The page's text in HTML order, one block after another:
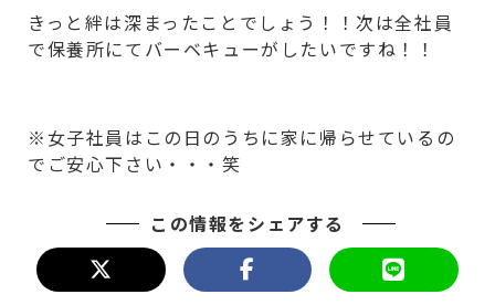
きっと絆は深まったことでしょう！！次は全社員
で保養所にてバーベキューがしたいですね！！
※女子社員はこの日のうちに家に帰らせているの
でご安心下さい・・・笑
この情報をシェアする